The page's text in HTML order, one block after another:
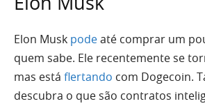
Elon Musk podeaté comprar um
quem sabe. Ele recentemente se
mas está flertando com Dogecoin.
descubra o que são contratos